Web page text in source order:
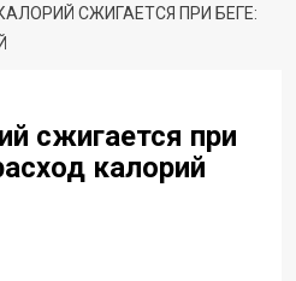
СЖИГАЕТСЯ ПРИ БЕГЕ:
сжигается при
калорий